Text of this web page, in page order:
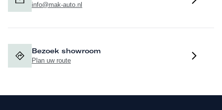
info@mak-auto.nl
Bezoek showroom
Plan uw route